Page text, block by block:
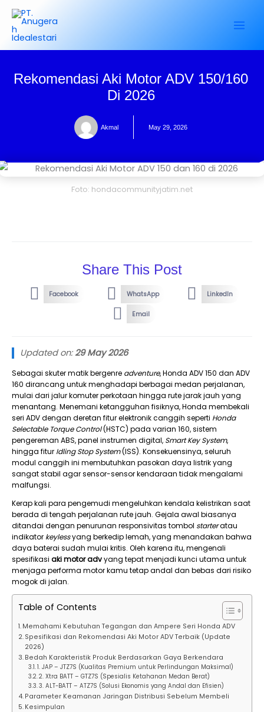
Skip
content
Rekomendasi Aki Motor ADV 150/160
Di 2026
Akmal May 29, 2026
Foto: hondacommunityjatim.net
Share This Post
Facebook WhatsApp LinkedIn
Email
Updated on:29 May 2026
Sebagai skuter matik bergenre adventure, Honda ADV 150 dan ADV
160 dirancang untuk menghadapi berbagai medan perjalanan,
mulai dari jalur komuter perkotaan hingga rute jarak jauh yang
menantang. Menemani ketangguhan fisiknya, Honda membekali
seri ADV dengan deretan fitur elektronik canggih seperti Honda
Selectable Torque Control(HSTC) pada varian 160, sistem
pengereman ABS, panel instrumen digital, Smart Key System,
hingga fitur Idling Stop System(ISS). Konsekuensinya, seluruh
modul canggih ini membutuhkan pasokan daya listrik yang
sangat stabil agar sensor-sensor kendaraan tidak mengalami
malfungsi.
Kerap kali para pengemudi mengeluhkan kendala kelistrikan saat
berada di tengah perjalanan rute jauh. Gejala awal biasanya
ditandai dengan penurunan responsivitas tombol starteratau
indikator keylessyang berkedip lemah, yang menandakan bahwa
daya baterai sudah mulai kritis. Oleh karena itu, mengenali
spesifikasi aki motor advyang tepat menjadi kunci utama untuk
menjaga performa motor kamu tetap andal dan bebas dari risiko
mogok di jalan.
Table of Contents
Memahami Kebutuhan Tegangan dan Ampere Seri Honda ADV
Spesifikasi dan Rekomendasi Aki Motor ADV Terbaik (Update
2026)
Bedah Karakteristik Produk Berdasarkan Gaya Berkendara
1. JAP – JTZ7S (Kualitas Premium untuk Perlindungan Maksimal)
2. Xtra BATT – GTZ7S (Spesialis Ketahanan Medan Berat)
3. ALT-BATT – ATZ7S (Solusi Ekonomis yang Andal dan Efisien)
Parameter Keamanan Jaringan Distribusi Sebelum Membeli
Kesimpulan